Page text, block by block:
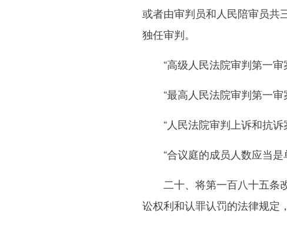
或者由审判员和人民陪审员共
独任审判。
“高级人民法院审判第一审
“最高人民法院审判第一审
“人民法院审判上诉和抗诉
“合议庭的成员人数应当是
二十、将第一百八十五条改
讼权利和认罪认罚的法律规定